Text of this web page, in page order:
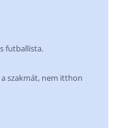
futballista.
szakmát, nem itthon